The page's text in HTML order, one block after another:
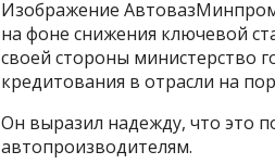
Изображение
на фоне снижения ключевой
своей стороны министерство
кредитования в отрасли на
Он выразил надежду, что это
автопроизводителям.